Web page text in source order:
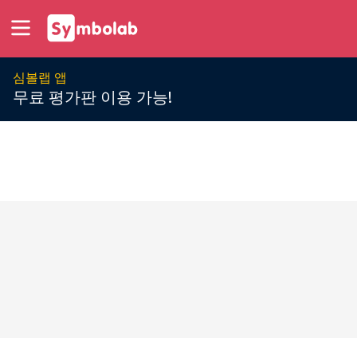
심볼랩 앱
무료 평가판 이용 가능!